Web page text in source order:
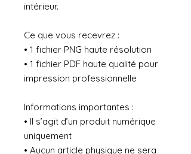
intérieur.
Ce que vous recevrez :
• 1 fichier PNG haute résolution
• 1 fichier PDF haute qualité pour
impression professionnelle
Informations importantes :
• Il s’agit d’un produit numérique
uniquement
• Aucun article physique ne sera